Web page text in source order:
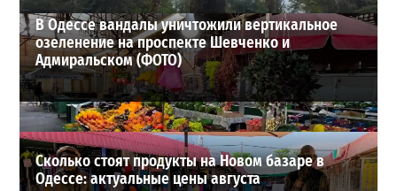
В Одессе вандалы уничтожили вертикальное
озеленение на проспекте Шевченко и
Адмиральском (ФОТО)
Сколько стоят продукты на Новом базаре в
Одессе: актуальные цены августа